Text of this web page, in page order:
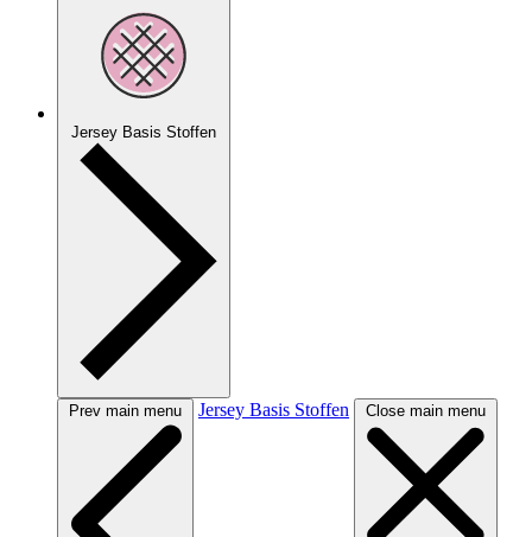
Jersey Basis Stoffen
Prev main menu Jersey Basis Stoffen Close main menu